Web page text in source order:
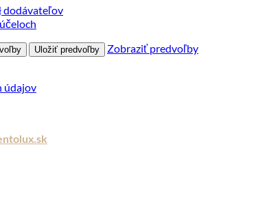
dodávateľov
Uložiť predvoľby Zobraziť predvoľby
údajov